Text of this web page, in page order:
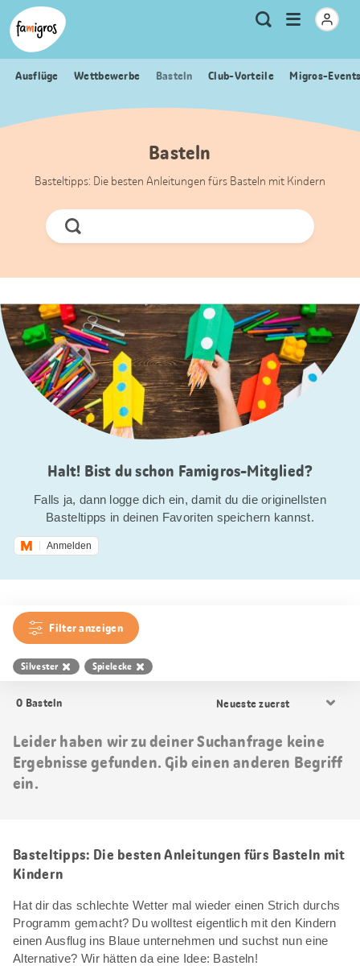
Sprungmarken
Navigation
Header
Logo
Meta
Navigation
Suche
Menu
öffnen
Ausflüge Wettbewerbe Basteln Club-Vorteile Migros-
Basteln
Basteltipps: Die besten Anleitungen fürs Basteln mit Kindern
Jetzt
Suchen
Halt! Bist du schon Famigros-Mitglied?
Falls ja, dann logge dich ein, damit du die originellsten
Basteltipps in deinen Favoriten speichern kannst.
Anmelden
Filter anzeigen
Silvester Spielecke
0 Basteln
Sortierung
Leider haben wir zu deiner Suchanfrage keine
Ergebnisse gefunden. Gib einen anderen Begriff
ein.
Basteltipps: Die besten Anleitungen fürs Basteln mit
Kindern
Hat dir das schlechte Wetter mal wieder einen Strich durchs
Programm gemacht? Du wolltest eigentlich mit den Kindern
einen Ausflug ins Blaue unternehmen und suchst nun eine
Alternative? Wir hätten da eine Idee: Basteln!